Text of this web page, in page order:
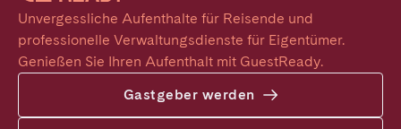
Unvergessliche Aufenthalte für Reisende und
professionelle Verwaltungsdienste für Eigentümer.
Genießen Sie Ihren Aufenthalt mit GuestReady.
Gastgeber werden